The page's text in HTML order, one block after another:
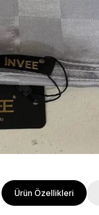
Ürün Özellikleri